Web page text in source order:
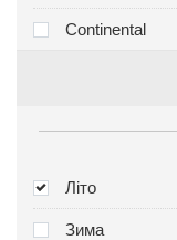
Continental
Літо
Зима